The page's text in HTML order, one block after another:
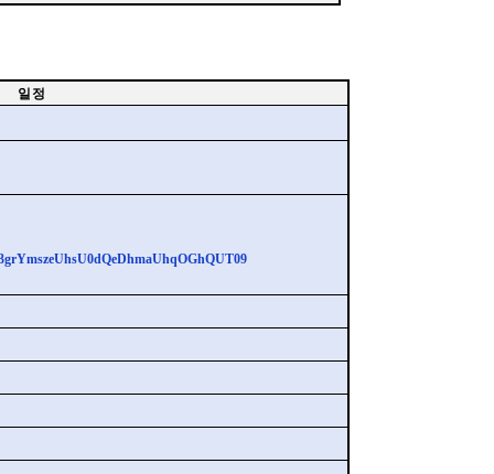
일 정